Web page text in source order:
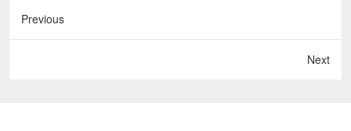
Previous
Next